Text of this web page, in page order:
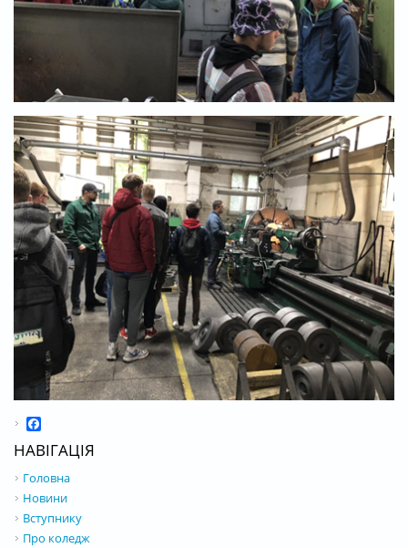
НАВІГАЦІЯ
Головна
Новини
Вступнику
Про коледж